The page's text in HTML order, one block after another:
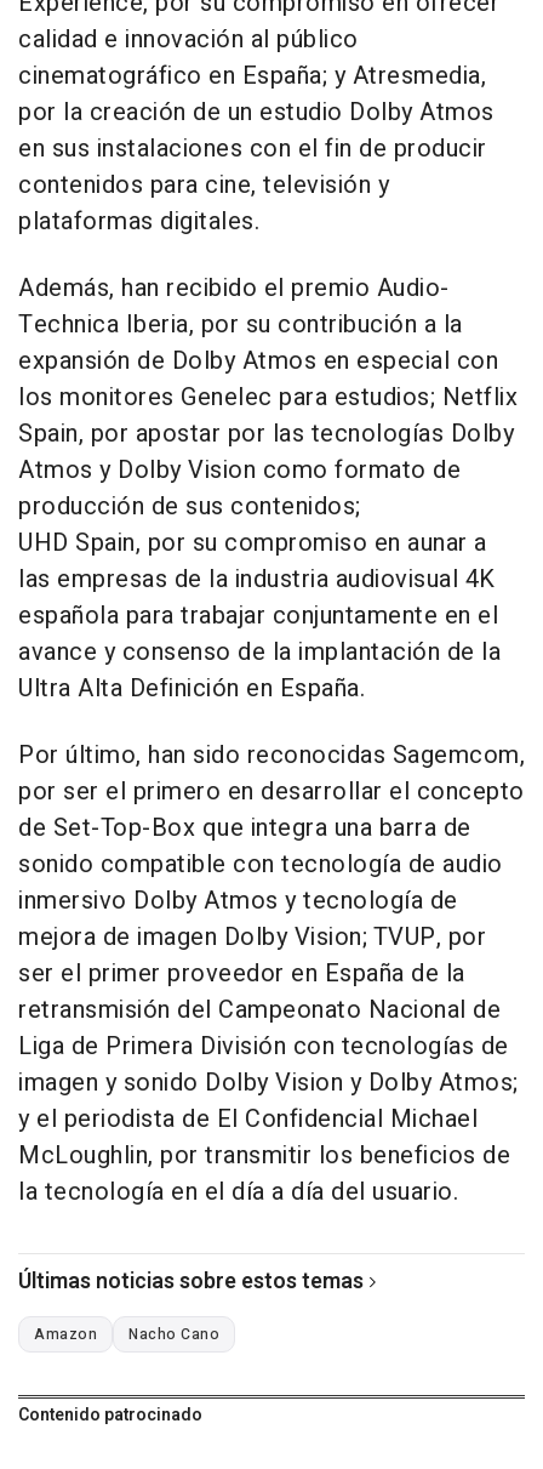
calidad e innovación al público
cinematográfico en España; y Atresmedia,
por la creación de un estudio Dolby Atmos
en sus instalaciones con el fin de producir
contenidos para cine, televisión y
plataformas digitales.
Además, han recibido el premio Audio-
Technica Iberia, por su contribución a la
expansión de Dolby Atmos en especial con
los monitores Genelec para estudios; Netflix
Spain, por apostar por las tecnologías Dolby
Atmos y Dolby Vision como formato de
producción de sus contenidos;
UHD Spain, por su compromiso en aunar a
las empresas de la industria audiovisual 4K
española para trabajar conjuntamente en el
avance y consenso de la implantación de la
Ultra Alta Definición en España.
Por último, han sido reconocidas Sagemcom,
por ser el primero en desarrollar el concepto
de Set-Top-Box que integra una barra de
sonido compatible con tecnología de audio
inmersivo Dolby Atmos y tecnología de
mejora de imagen Dolby Vision; TVUP, por
ser el primer proveedor en España de la
retransmisión del Campeonato Nacional de
Liga de Primera División con tecnologías de
imagen y sonido Dolby Vision y Dolby Atmos;
y el periodista de El Confidencial Michael
McLoughlin, por transmitir los beneficios de
la tecnología en el día a día del usuario.
Últimas noticias sobre estos temas
Amazon Nacho Cano
Contenido patrocinado